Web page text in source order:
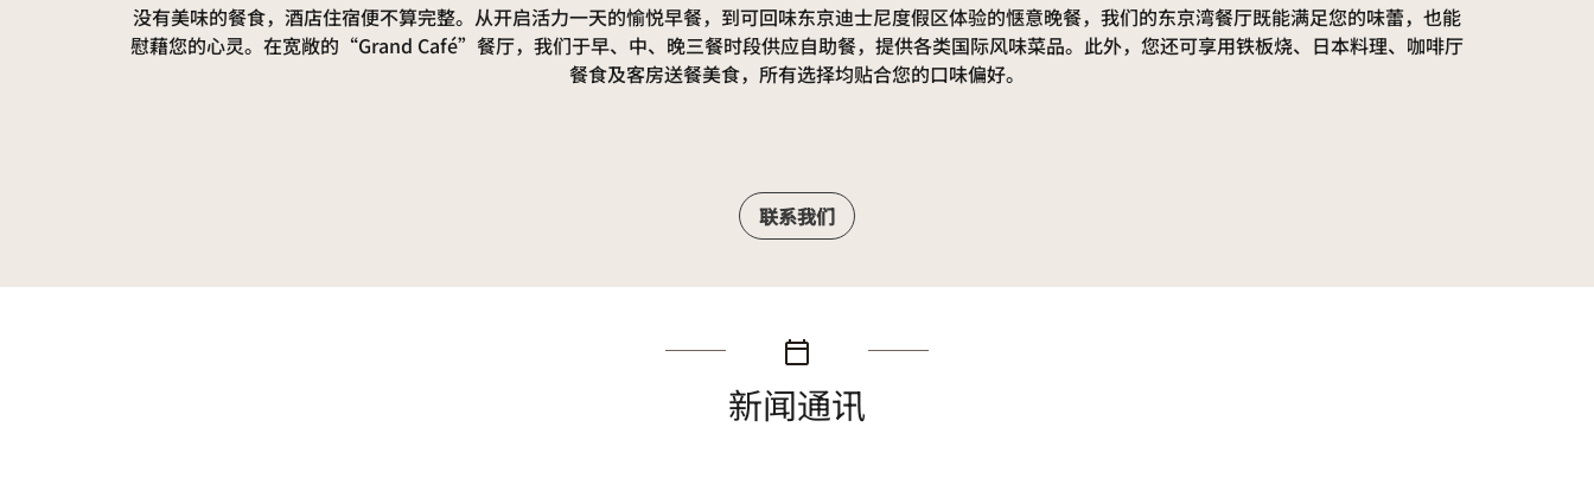
没有美味的餐食，酒店住宿便不算完整。从开启活力一天的愉悦早餐，到可回味东京迪士尼度假区体验的惬意晚餐，我们的东京湾餐厅既能满足您的味蕾，也能
慰藉您的心灵。在宽敞的“Grand Café”餐厅，我们于早、中、晚三餐时段供应自助餐，提供各类国际风味菜品。此外，您还可享用铁板烧、日本料理、咖啡厅
餐食及客房送餐美食，所有选择均贴合您的口味偏好。
联系我们
新闻通讯